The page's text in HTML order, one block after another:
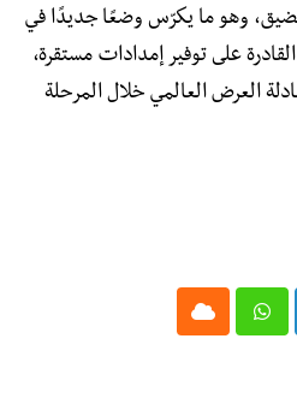
وهو ما يكرّس وضعًا جديدًا في
على توفير إمدادات مستقرة،
العرض العالمي خلال المرحلة
Whatsapp
Cloud